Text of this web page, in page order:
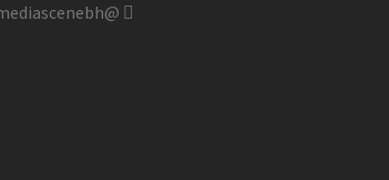
@mediascenebh